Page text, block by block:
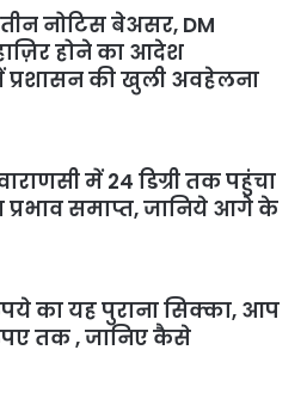
नोटिस बेअसर, DM
होने का आदेश
प्रशासन की खुली अवहेलना
में 24 डिग्री तक पहुंचा
प्रभाव समाप्त, जानिये आगे के
का यह पुराना सिक्का, आप
तक , जानिए कैसे